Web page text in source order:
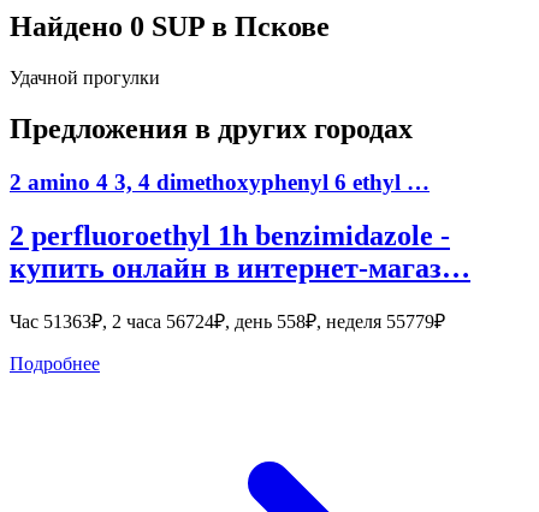
Найдено 0 SUP в Пскове
Удачной прогулки
Предложения в других городах
2 amino 4 3, 4 dimethoxyphenyl 6 ethyl …
2 perfluoroethyl 1h benzimidazole -
купить онлайн в интернет-магаз…
Час 51363₽, 2 часа 56724₽, день 558₽, неделя 55779₽
Подробнее